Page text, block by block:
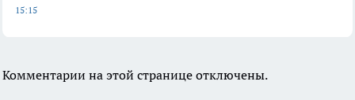
15:15
Комментарии на этой странице отключены.